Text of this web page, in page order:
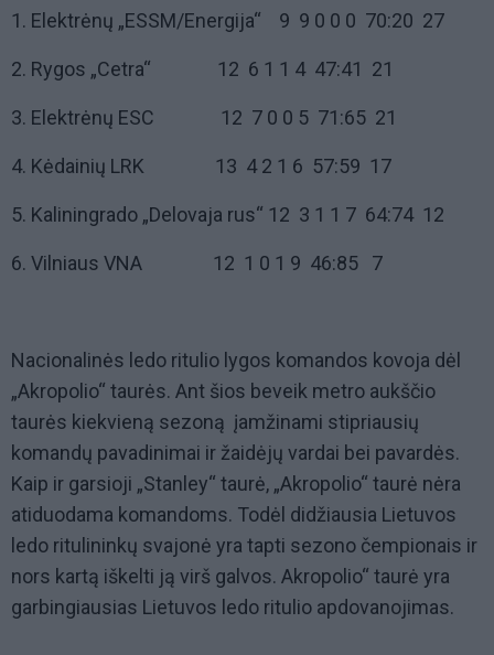
1. Elektrėnų „ESSM/Energija“ 9 9 0 0 0 70:20 27
2. Rygos „Cetra“ 12 6 1 1 4 47:41 21
3. Elektrėnų ESC 12 7 0 0 5 71:65 21
4. Kėdainių LRK 13 4 2 1 6 57:59 17
5. Kaliningrado „Delovaja rus“ 12 3 1 1 7 64:74 12
6. Vilniaus VNA 12 1 0 1 9 46:85 7
Nacionalinės ledo ritulio lygos komandos kovoja dėl
„Akropolio“ taurės. Ant šios beveik metro aukščio
taurės kiekvieną sezoną įamžinami stipriausių
komandų pavadinimai ir žaidėjų vardai bei pavardės.
Kaip ir garsioji „Stanley“ taurė, „Akropolio“ taurė nėra
atiduodama komandoms. Todėl didžiausia Lietuvos
ledo ritulininkų svajonė yra tapti sezono čempionais ir
nors kartą iškelti ją virš galvos. Akropolio“ taurė yra
garbingiausias Lietuvos ledo ritulio apdovanojimas.